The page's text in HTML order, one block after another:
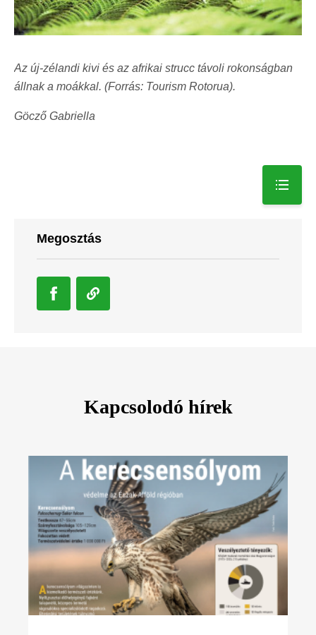
Az új-zélandi kivi és az afrikai strucc távoli rokonságban
állnak a moákkal. (Forrás: Tourism Rotorua).
Göcző Gabriella
Megosztás
Kapcsolodó hírek